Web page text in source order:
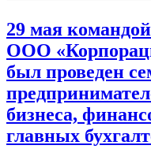
29 мая
ООО
был проведен
бизнеса,
главных